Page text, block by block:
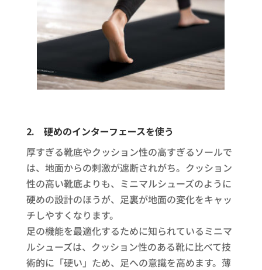
2. 硬めのインターフェースを使う
厚すぎる靴底やクッション性の高すぎるソールで
は、地面からの刺激が遮断されがち。クッション
性の高い靴底よりも、ミニマルシューズのように
硬めの設計のほうが、足裏が地面の変化をキャッ
チしやすくなります。
足の機能を最適化するために知られているミニマ
ルシューズは、クッション性のある靴に比べて技
術的に「硬い」ため、足への意識を高めます。薄